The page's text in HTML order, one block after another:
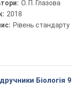
О. П. Глазова
2018
Рівень стандарту
Біологія